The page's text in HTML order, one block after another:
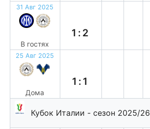
31 Авг 2025
В гостях
1:2
25 Авг 2025
Дома
1:1
Кубок Италии - сезон 2025/26